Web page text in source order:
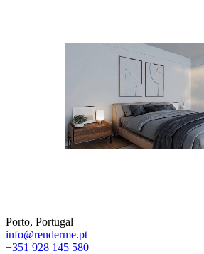
Porto, Portugal
info@renderme.pt
+351 928 145 580